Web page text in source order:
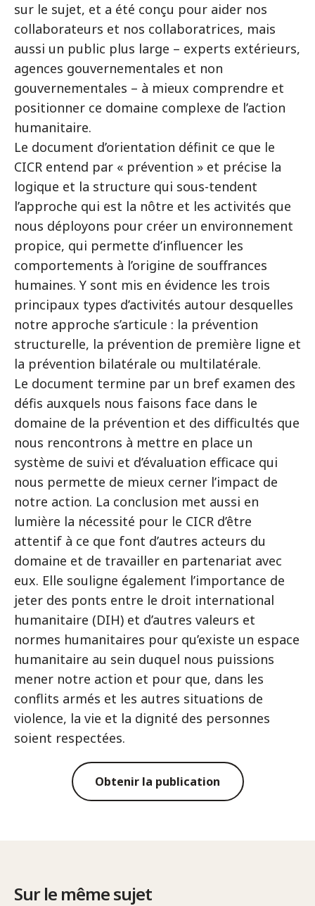
sur le sujet, et a été conçu pour aider nos
collaborateurs et nos collaboratrices, mais
aussi un public plus large – experts extérieurs,
agences gouvernementales et non
gouvernementales – à mieux comprendre et
positionner ce domaine complexe de l’action
humanitaire.
Le document d’orientation définit ce que le
CICR entend par « prévention » et précise la
logique et la structure qui sous-tendent
l’approche qui est la nôtre et les activités que
nous déployons pour créer un environnement
propice, qui permette d’influencer les
comportements à l’origine de souffrances
humaines. Y sont mis en évidence les trois
principaux types d’activités autour desquelles
notre approche s’articule : la prévention
structurelle, la prévention de première ligne et
la prévention bilatérale ou multilatérale.
Le document termine par un bref examen des
défis auxquels nous faisons face dans le
domaine de la prévention et des difficultés que
nous rencontrons à mettre en place un
système de suivi et d’évaluation efficace qui
nous permette de mieux cerner l’impact de
notre action. La conclusion met aussi en
lumière la nécessité pour le CICR d’être
attentif à ce que font d’autres acteurs du
domaine et de travailler en partenariat avec
eux. Elle souligne également l’importance de
jeter des ponts entre le droit international
humanitaire (DIH) et d’autres valeurs et
normes humanitaires pour qu’existe un espace
humanitaire au sein duquel nous puissions
mener notre action et pour que, dans les
conflits armés et les autres situations de
violence, la vie et la dignité des personnes
soient respectées.
Obtenir la publication
Sur le même sujet